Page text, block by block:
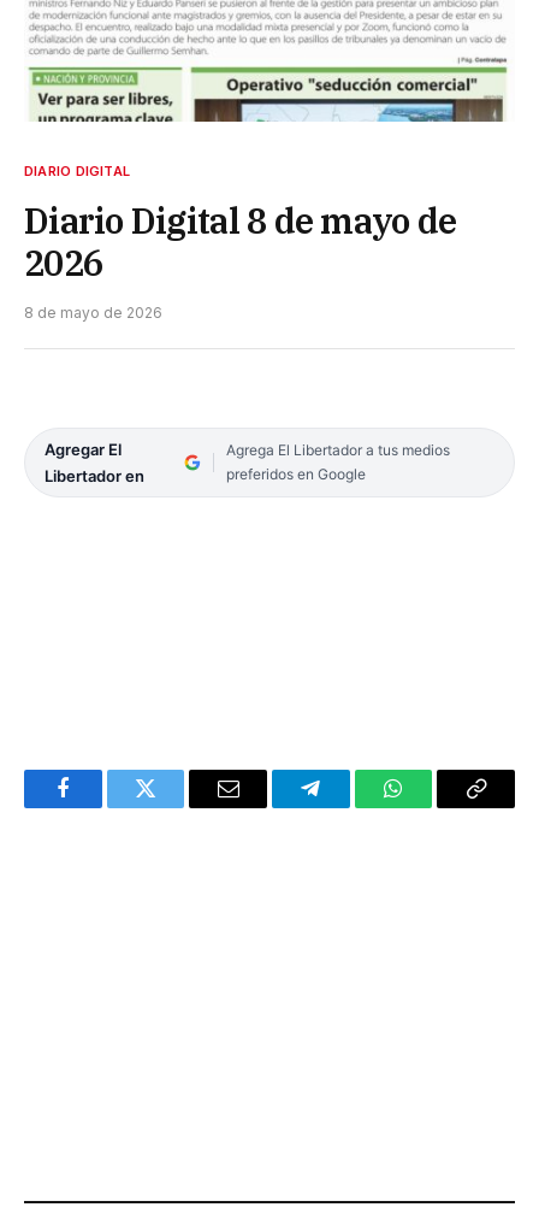
DIARIO DIGITAL
Diario Digital 8 de mayo de
2026
8 de mayo de 2026
Agregar El
Libertador en
Agrega El Libertador a tus medios
preferidos en Google
FacebookTwitter Email TelegramWhatsAppCopy